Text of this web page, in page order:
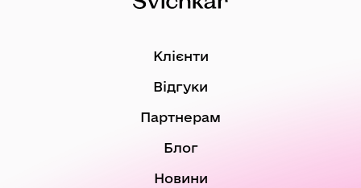
Клієнти
Відгуки
Партнерам
Блог
Новини